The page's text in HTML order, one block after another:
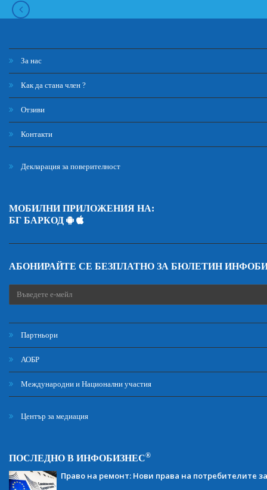
За нас
Как да стана член ?
Отзиви
Контакти
Декларация за поверителност
МОБИЛНИ ПРИЛОЖЕНИЯ НА:
БГ БАРКОД
АБОНИРАЙТЕ СЕ БЕЗПЛАТНО ЗА БЮЛЕТИН
Партньори
АОБР
Международни и Национални участия
Център за медиация
ПОСЛЕДНО В ИНФОБИЗНЕС®
Право на ремонт: Нови права на потребителите